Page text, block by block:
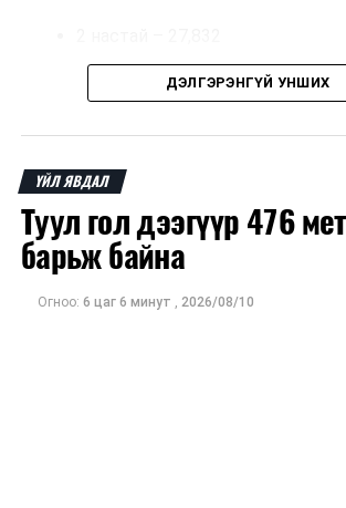
3 настай – 31,303
Иргэд хүүхдээ цэцэрлэгт
авахдаа дараах зүйлсийг анхаарна уу.
Өөрийн болон хүүхдийнхээ
ДЭЛГЭРЭНГҮЙ УНШИХ
ҮЙЛ ЯВДАЛ
Туул гол дээгүүр 476
барьж байна
Огноо: 6 цаг 6 минут , 2026/08/10